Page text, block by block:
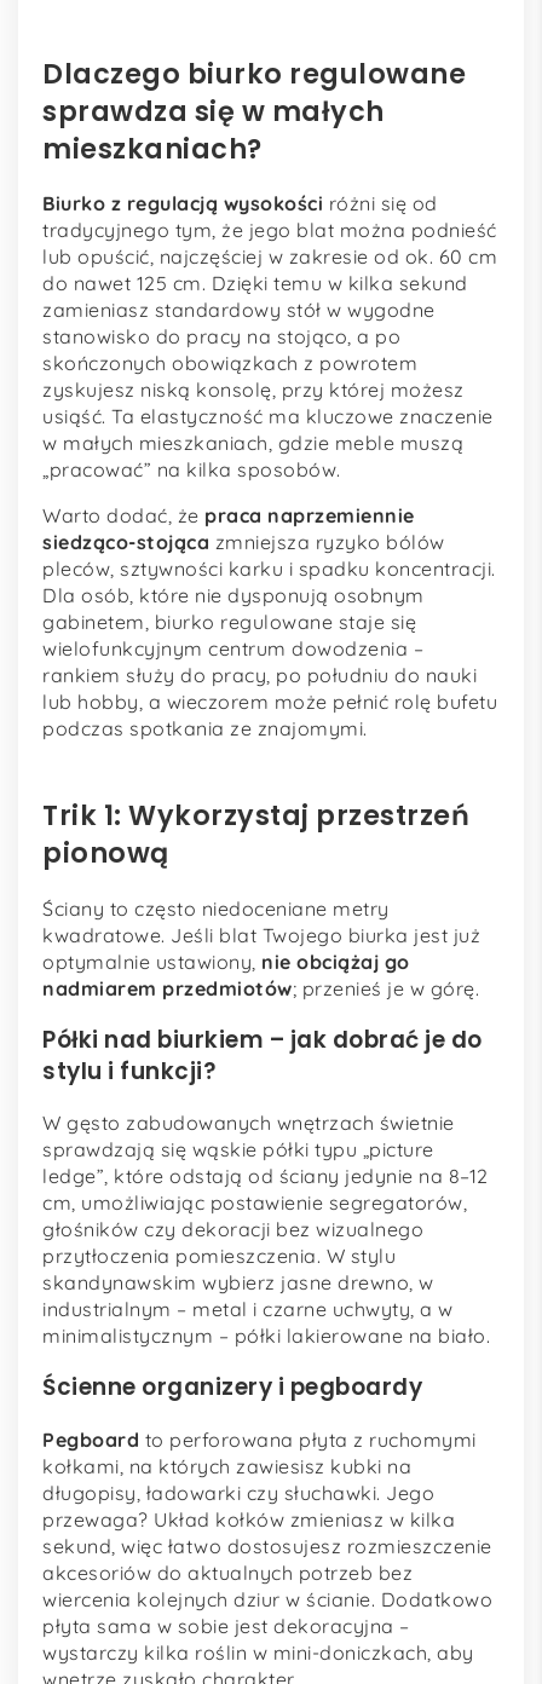
Dlaczego biurko regulowane
sprawdza się w małych
mieszkaniach?
Biurko z regulacją wysokości różni się od
tradycyjnego tym, że jego blat można podnieść
lub opuścić, najczęściej w zakresie od ok. 60 cm
do nawet 125 cm. Dzięki temu w kilka sekund
zamieniasz standardowy stół w wygodne
stanowisko do pracy na stojąco, a po
skończonych obowiązkach z powrotem
zyskujesz niską konsolę, przy której możesz
usiąść. Ta elastyczność ma kluczowe znaczenie
w małych mieszkaniach, gdzie meble muszą
„pracować” na kilka sposobów.
Warto dodać, że praca naprzemiennie
siedząco-stojąca zmniejsza ryzyko bólów
pleców, sztywności karku i spadku koncentracji.
Dla osób, które nie dysponują osobnym
gabinetem, biurko regulowane staje się
wielofunkcyjnym centrum dowodzenia –
rankiem służy do pracy, po południu do nauki
lub hobby, a wieczorem może pełnić rolę bufetu
podczas spotkania ze znajomymi.
Trik 1: Wykorzystaj przestrzeń
pionową
Ściany to często niedoceniane metry
kwadratowe. Jeśli blat Twojego biurka jest już
optymalnie ustawiony, nie obciążaj go
nadmiarem przedmiotów; przenieś je w górę.
Półki nad biurkiem – jak dobrać je do
stylu i funkcji?
W gęsto zabudowanych wnętrzach świetnie
sprawdzają się wąskie półki typu „picture
ledge”, które odstają od ściany jedynie na 8–12
cm, umożliwiając postawienie segregatorów,
głośników czy dekoracji bez wizualnego
przytłoczenia pomieszczenia. W stylu
skandynawskim wybierz jasne drewno, w
industrialnym – metal i czarne uchwyty, a w
minimalistycznym – półki lakierowane na biało.
Ścienne organizery i pegboardy
Pegboard to perforowana płyta z ruchomymi
kołkami, na których zawiesisz kubki na
długopisy, ładowarki czy słuchawki. Jego
przewaga? Układ kołków zmieniasz w kilka
sekund, więc łatwo dostosujesz rozmieszczenie
akcesoriów do aktualnych potrzeb bez
wiercenia kolejnych dziur w ścianie. Dodatkowo
płyta sama w sobie jest dekoracyjna –
wystarczy kilka roślin w mini-doniczkach, aby
wnętrze zyskało charakter.